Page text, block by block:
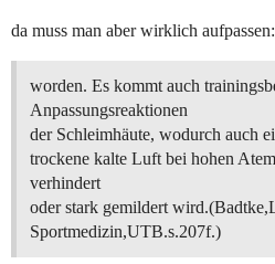
da muss man aber wirklich aufpassen:
worden. Es kommt auch
Anpassungsreaktionen
der Schleimhäute, wodurch auch
trockene kalte Luft bei hohen
verhindert
oder stark gemildert
Sportmedizin,UTB.s.207f.)